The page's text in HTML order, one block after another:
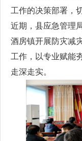
工作的决策部署，
近期，县应急管理
酒房镇开展防灾减
工作，以专业赋能
走深走实。